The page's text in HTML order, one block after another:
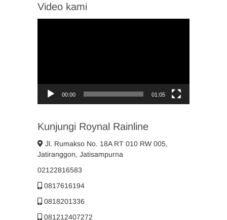
Video kami
00:00 01:05
Kunjungi Roynal Rainline
Jl. Rumakso No. 18A RT 010 RW 005,
Jatiranggon, Jatisampurna
02122816583
0817616194
0818201336
081212407272